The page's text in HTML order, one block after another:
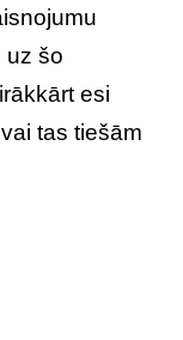
uz šo
esi
tas tiešām